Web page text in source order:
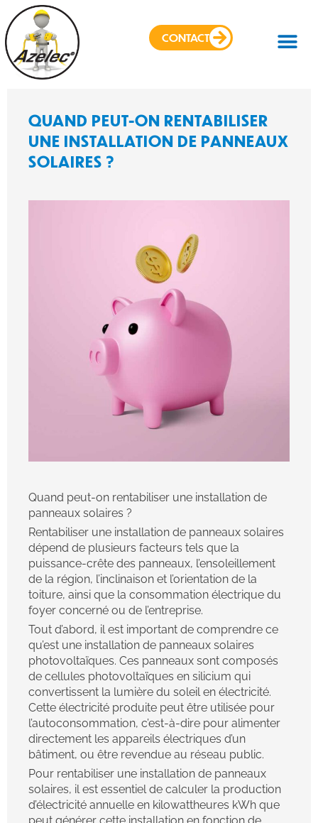
CONTACT
QUAND PEUT-ON RENTABILISER
UNE INSTALLATION DE PANNEAUX
SOLAIRES ?
Quand peut-on rentabiliser une installation de
panneaux solaires ?
Rentabiliser une installation de panneaux solaires
dépend de plusieurs facteurs tels que la
puissance-crête des panneaux, l’ensoleillement
de la région, l’inclinaison et l’orientation de la
toiture, ainsi que la consommation électrique du
foyer concerné ou de l’entreprise.
Tout d’abord, il est important de comprendre ce
qu’est une installation de panneaux solaires
photovoltaïques. Ces panneaux sont composés
de cellules photovoltaïques en silicium qui
convertissent la lumière du soleil en électricité.
Cette électricité produite peut être utilisée pour
l’autoconsommation, c’est-à-dire pour alimenter
directement les appareils électriques d’un
bâtiment, ou être revendue au réseau public.
Pour rentabiliser une installation de panneaux
solaires, il est essentiel de calculer la production
d’électricité annuelle en kilowattheures kWh que